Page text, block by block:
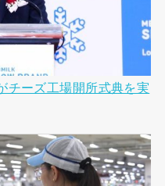
チーズ工場開所式典を実